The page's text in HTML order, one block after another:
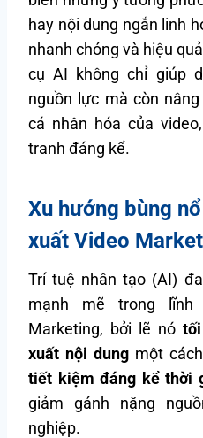
hay nội dung ngắn linh
nhanh chóng và hiệu
cụ AI không chỉ giúp
nguồn lực mà còn
cá nhân hóa của
tranh đáng kể.
Xu hướng bùng
xuất Video
Trí tuệ nhân tạo (AI)
mạnh mẽ trong
Marketing, bởi lẽ nó
xuất nội dungmột
tiết kiệm đáng kể thời
giảm gánh nặng
nghiệp.